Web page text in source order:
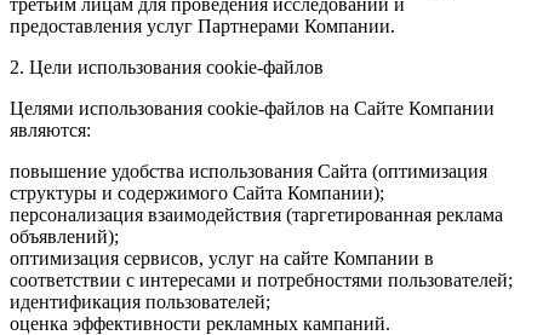
предоставления услуг Партнерами Компании.
2. Цели использования cookie-файлов
Целями использования cookie-файлов на Сайте Компании
являются:
повышение удобства использования Сайта (оптимизация
структуры и содержимого Сайта Компании);
персонализация взаимодействия (таргетированная реклама
объявлений);
оптимизация сервисов, услуг на сайте Компании в
соответствии с интересами и потребностями пользователей;
идентификация пользователей;
оценка эффективности рекламных кампаний.